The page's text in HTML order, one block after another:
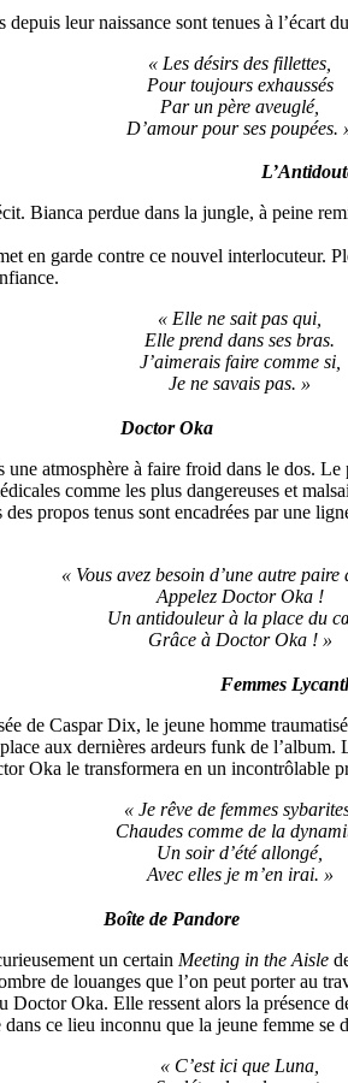
leur naissance sont tenues à
« Les désirs des fillettes,
Pour toujours exhaussés
Par un père aveuglé,
D’amour pour ses poupées.
Bianca perdue dans la jungle, à peine
en garde contre ce nouvel interlocuteur.
« Elle ne sait pas qui,
Elle prend dans ses bras.
J’aimerais faire comme si,
Je ne savais pas. »
Doctor Oka
atmosphère à faire froid dans le dos.
comme les plus dangereuses et
propos tenus sont encadrées par une
« Vous avez besoin d’une autre paire
Appelez Doctor Oka !
Un antidouleur à la place du
Grâce à Doctor Oka ! »
Femmes
de Caspar Dix, le jeune homme
aux dernières ardeurs funk de
Oka le transformera en un incontrôlable
« Je rêve de femmes
Chaudes comme de la
Un soir d’été allongé,
Avec elles je m’en irai. »
Boîte de Pandore
un certain Meeting in the Aisle
de louanges que l’on peut porter au
Oka. Elle ressent alors la présence
ce lieu inconnu que la jeune femme
« C’est ici que Luna,